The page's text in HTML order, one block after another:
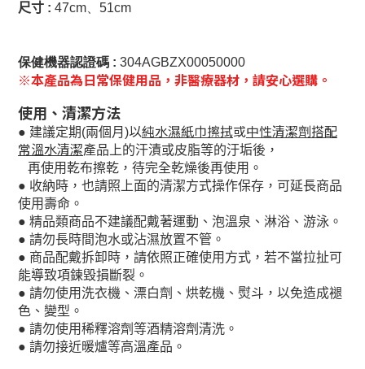
尺寸 : 47cm、51cm
保健機器認證碼 : 304AGBZX00050000
※本產品為日常保健用品，非醫療器材，請安心選購。
使用、清潔方法
● 建議定期(兩個月 )以純水濕紙巾擦拭或中性清潔劑搭配
常溫水清潔產品上的汗漬或皮脂等的汙垢後，
再使用乾布擦乾，待完全乾燥後再使用。
● 收納時，也請照上面的清潔方式操作保存，可延長商品
使用壽命。
● 精品類商品不建議配戴著運動、泡溫泉、淋浴、游泳。
● 請勿長時間泡水或沾濕放置不管。
● 商品配戴拆卸時，請依照正確使用方式，若不當拉扯可
能導致項鍊毀損斷裂。
● 請勿使用洗衣機、漂白劑、烘乾機、熨斗，以免造成褪
色、變型。
● 請勿使用稀釋溶劑等酒精溶劑清洗。
● 請勿接近暖爐等高溫產品。